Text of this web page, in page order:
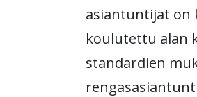
asiantuntijat on
koulutettu alan
standardien